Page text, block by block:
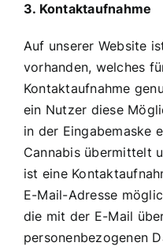
3. Kontaktaufnahme
Auf unserer Website
vorhanden, welches
Kontaktaufnahme
ein Nutzer diese
in der Eingabemaske
Cannabis übermittelt
ist eine
E-Mail-Adresse
die mit der E-Mail
personenbezogenen